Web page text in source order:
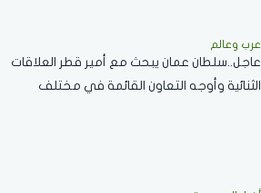
عرب وعالم
عاجل..سلطان عمان يبحث مع أمير قطر العلاقات
الثنائية وأوجه التعاون القائمة في مختلف